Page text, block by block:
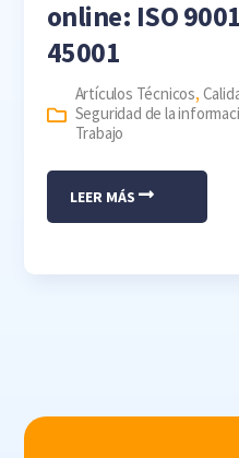
online: ISO
45001
Artículos Técnicos,
Seguridad de la
Trabajo
LEER MÁS